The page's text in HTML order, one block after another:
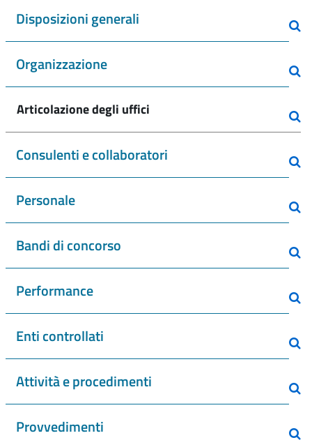
Disposizioni generali
Organizzazione
Articolazione degli uffici
Consulenti e collaboratori
Personale
Bandi di concorso
Performance
Enti controllati
Attività e procedimenti
Provvedimenti